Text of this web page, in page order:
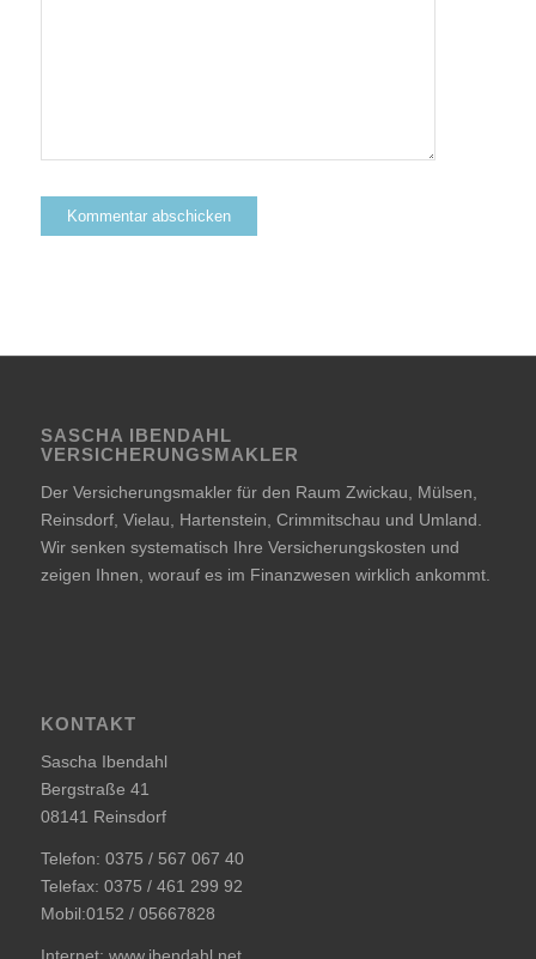
SASCHA IBENDAHL
VERSICHERUNGSMAKLER
Der Versicherungsmakler für den Raum Zwickau, Mülsen,
Reinsdorf, Vielau, Hartenstein, Crimmitschau und Umland.
Wir senken systematisch Ihre Versicherungskosten und
zeigen Ihnen, worauf es im Finanzwesen wirklich ankommt.
KONTAKT
Sascha Ibendahl
Bergstraße 41
08141 Reinsdorf
Telefon: 0375 / 567 067 40
Telefax: 0375 / 461 299 92
Mobil:0152 / 05667828